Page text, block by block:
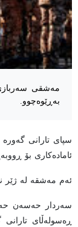
مەشقی
بەڕێوەچوو.
سپای تارانی
ئامادەکاری بۆ
ئەم مەشقە لە ژێر
سەردار حەسەن
ڕەسولەڵای